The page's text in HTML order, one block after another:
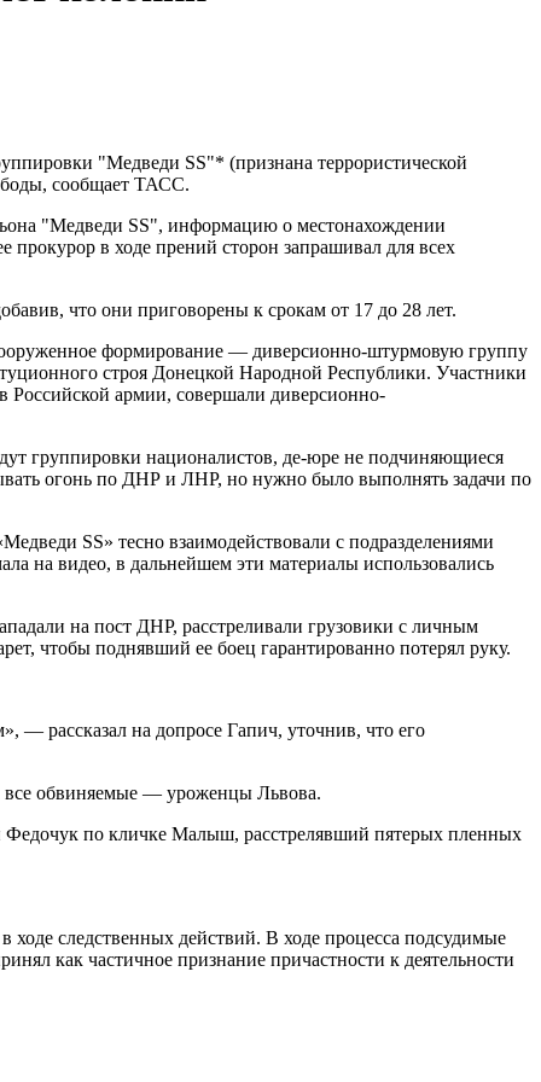
"Медведи SS"* (признана террористической
сообщает ТАСС.
"Медведи SS", информацию о местонахождении
прокурор в ходе прений сторон запрашивал для всех
что они приговорены к срокам от 17 до 28 лет.
формирование — диверсионно-штурмовую группу
строя Донецкой Народной Республики. Участники
Российской армии, совершали диверсионно-
группировки националистов, де-юре не подчиняющиеся
огонь по ДНР и ЛНР, но нужно было выполнять задачи по
SS» тесно взаимодействовали с подразделениями
на видео, в дальнейшем эти материалы использовались
на пост ДНР, расстреливали грузовики с личным
чтобы поднявший ее боец гарантированно потерял руку.
— рассказал на допросе Гапич, уточнив, что его
все обвиняемые — уроженцы Львова.
по кличке Малыш, расстрелявший пятерых пленных
следственных действий. В ходе процесса подсудимые
как частичное признание причастности к деятельности